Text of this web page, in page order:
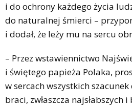
i do ochrony każdego życia
do naturalnej śmierci –
i dodał, że leży mu na sercu
– Przez wstawiennictwo
i świętego papieża Polaka,
w sercach wszystkich
braci, zwłaszcza najsłabszych i